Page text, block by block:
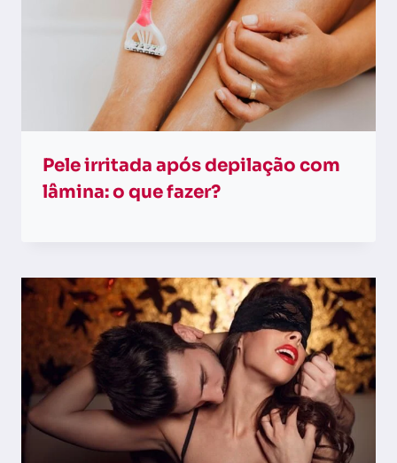
Pele irritada após depilação com
lâmina: o que fazer​?